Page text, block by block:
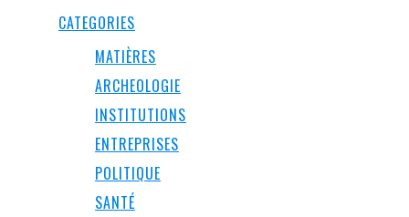
CATEGORIES
MATIÈRES
ARCHEOLOGIE
INSTITUTIONS
ENTREPRISES
POLITIQUE
SANTÉ